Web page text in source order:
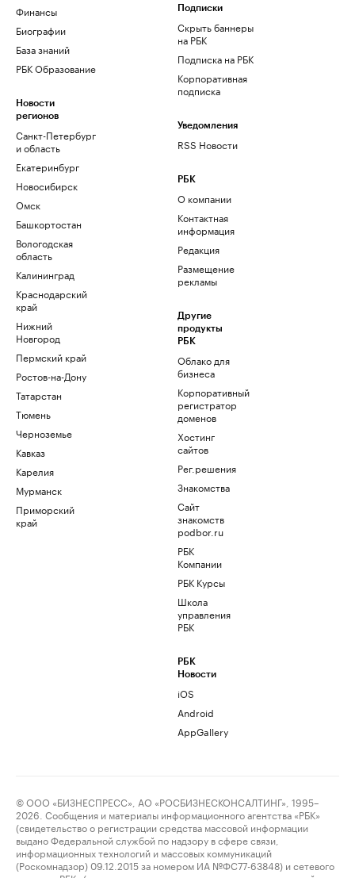
Финансы
Биографии
База знаний
РБК Образование
Новости
регионов
Санкт-Петербург
и область
Екатеринбург
Новосибирск
Омск
Башкортостан
Вологодская
область
Калининград
Краснодарский
край
Нижний
Новгород
Пермский край
Ростов-на-Дону
Татарстан
Тюмень
Черноземье
Кавказ
Карелия
Мурманск
Приморский
край
Подписки
Скрыть баннеры
на РБК
Подписка на РБК
Корпоративная
подписка
Уведомления
RSS Новости
РБК
О компании
Контактная
информация
Редакция
Размещение
рекламы
Другие
продукты
РБК
Облако для
бизнеса
Корпоративный
регистратор
доменов
Хостинг
сайтов
Рег.решения
Знакомства
Сайт
знакомств
podbor.ru
РБК
Компании
РБК Курсы
Школа
управления
РБК
РБК
Новости
iOS
Android
AppGallery
© ООО «БИЗНЕСПРЕСС», АО «РОСБИЗНЕСКОНСАЛТИНГ», 1995–
2026. Сообщения и материалы информационного агентства «РБК»
(свидетельство о регистрации средства массовой информации
выдано Федеральной службой по надзору в сфере связи,
информационных технологий и массовых коммуникаций
(Роскомнадзор) 09.12.2015 за номером ИА №ФС77-63848) и сетевого